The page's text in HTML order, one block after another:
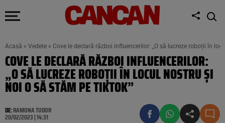
Acasă » Vedete » Cove le declară război influencerilor: „O să lucreze roboții în
COVE LE DECLARĂ RĂZBOI INFLUENCERILOR:
„O SĂ LUCREZE ROBOȚII ÎN LOCUL NOSTRU ȘI
NOI O SĂ STĂM PE TIKTOK”
DE:RAMONA TUDOR
20/02/2023 | 14:31